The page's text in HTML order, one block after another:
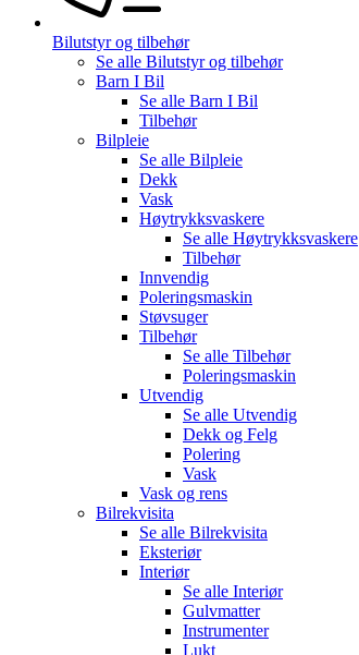
Bilutstyr og tilbehør
Se alle Bilutstyr og tilbehør
Barn I Bil
Se alle Barn I Bil
Tilbehør
Bilpleie
Se alle Bilpleie
Dekk
Vask
Høytrykksvaskere
Se alle Høytrykksvaskere
Tilbehør
Innvendig
Poleringsmaskin
Støvsuger
Tilbehør
Se alle Tilbehør
Poleringsmaskin
Utvendig
Se alle Utvendig
Dekk og Felg
Polering
Vask
Vask og rens
Bilrekvisita
Se alle Bilrekvisita
Eksteriør
Interiør
Se alle Interiør
Gulvmatter
Instrumenter
Lukt